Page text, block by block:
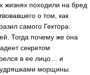
жизнях походили на бред
о том, как
самого Гектора.
Тогда почему же она
секретом
в ее лицо… и
морщины.